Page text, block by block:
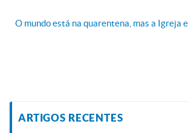
O mundo está na quarentena, mas a Igreja
ARTIGOS RECENTES